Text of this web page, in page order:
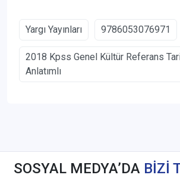
Yargı Yayınları 9786053076971
2018 Kpss Genel Kültür Referans
Anlatımlı
SOSYAL MEDYA’DA BİZİ